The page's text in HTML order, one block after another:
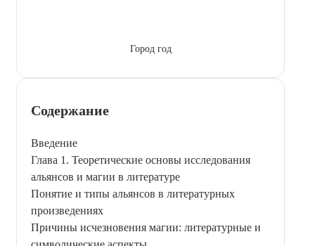
Город год
Содержание
Введение
Глава 1. Теоретические основы исследования
альянсов и магии в литературе
Понятие и типы альянсов в литературных
произведениях
Причины исчезновения магии: литературные и